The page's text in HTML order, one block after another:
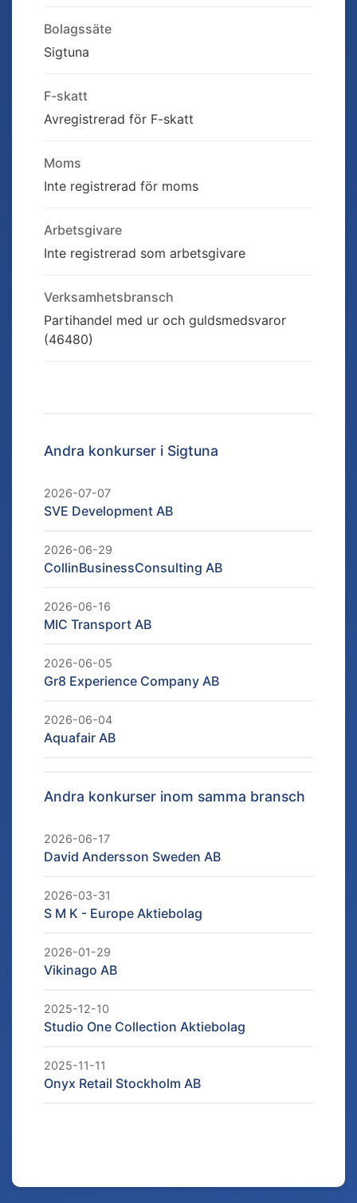
Bolagssäte
Sigtuna
F-skatt
Avregistrerad för F-skatt
Moms
Inte registrerad för moms
Arbetsgivare
Inte registrerad som arbetsgivare
Verksamhetsbransch
Partihandel med ur och guldsmedsvaror
(46480)
Andra konkurser i Sigtuna
2026-07-07
SVE Development AB
2026-06-29
CollinBusinessConsulting AB
2026-06-16
MIC Transport AB
2026-06-05
Gr8 Experience Company AB
2026-06-04
Aquafair AB
Andra konkurser inom samma bransch
2026-06-17
David Andersson Sweden AB
2026-03-31
S M K - Europe Aktiebolag
2026-01-29
Vikinago AB
2025-12-10
Studio One Collection Aktiebolag
2025-11-11
Onyx Retail Stockholm AB